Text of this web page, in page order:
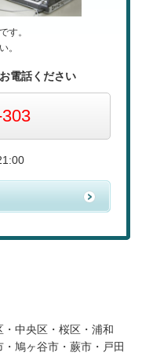
す。
。
電話ください
中央区・桜区・浦和
鳩ヶ谷市・蕨市・戸田